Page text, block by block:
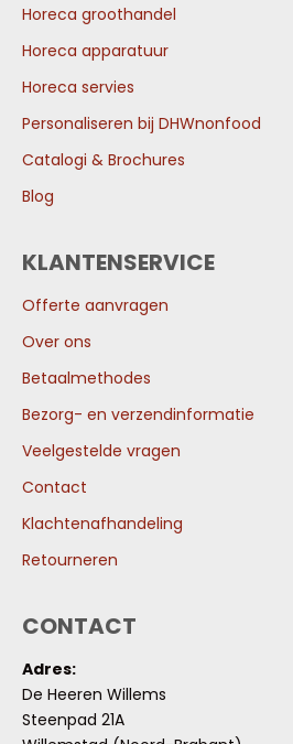
Horeca groothandel
Horeca apparatuur
Horeca servies
Personaliseren bij DHWnonfood
Catalogi & Brochures
Blog
KLANTENSERVICE
Offerte aanvragen
Over ons
Betaalmethodes
Bezorg- en verzendinformatie
Veelgestelde vragen
Contact
Klachtenafhandeling
Retourneren
CONTACT
Adres:
De Heeren Willems
Steenpad 21A